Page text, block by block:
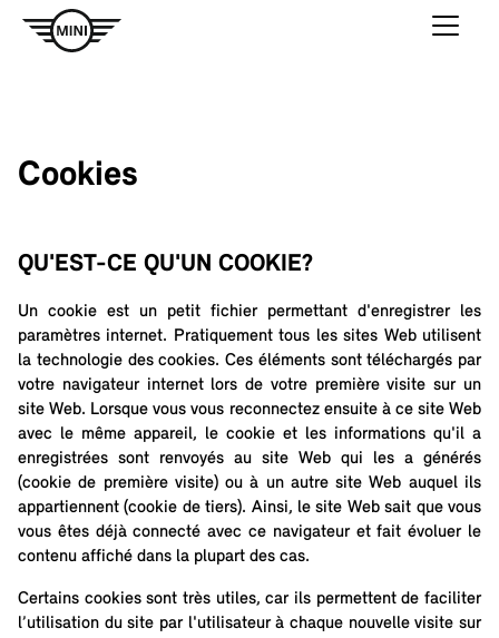
Cookies
QU'EST-CE QU'UN COOKIE?
Un cookie est un petit fichier permettant d'enregistrer les
paramètres internet. Pratiquement tous les sites Web utilisent
la technologie des cookies. Ces éléments sont téléchargés par
votre navigateur internet lors de votre première visite sur un
site Web. Lorsque vous vous reconnectez ensuite à ce site Web
avec le même appareil, le cookie et les informations qu'il a
enregistrées sont renvoyés au site Web qui les a générés
(cookie de première visite) ou à un autre site Web auquel ils
appartiennent (cookie de tiers). Ainsi, le site Web sait que vous
vous êtes déjà connecté avec ce navigateur et fait évoluer le
contenu affiché dans la plupart des cas.
Certains cookies sont très utiles, car ils permettent de faciliter
l’utilisation du site par l'utilisateur à chaque nouvelle visite sur